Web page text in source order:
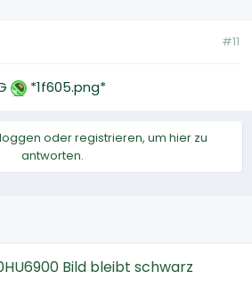
#11
*1f605.png*
oder registrieren, um hier zu
antworten.
Bild bleibt schwarz